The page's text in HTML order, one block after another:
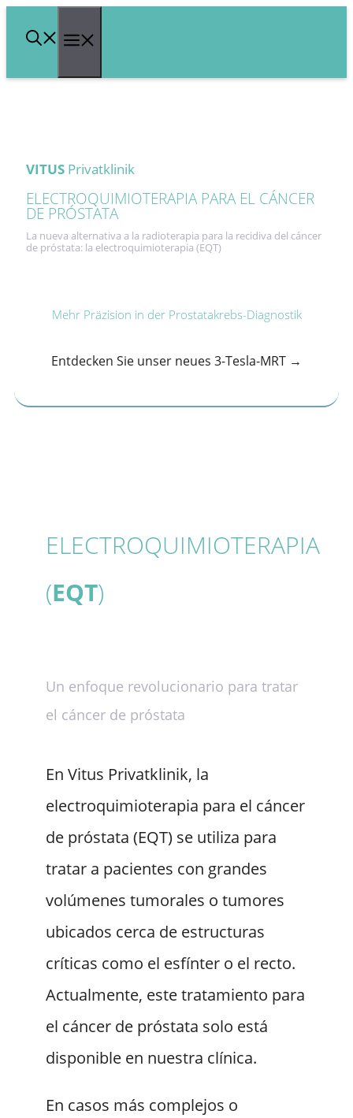
contenido
VITUS Privatklinik
ELECTROQUIMIOTERAPIA PARA EL CÁNCER
DE PRÓSTATA
La nueva alternativa a la radioterapia para la recidiva del cáncer
de próstata: la electroquimioterapia (EQT)
Mehr Präzision in der Prostatakrebs-Diagnostik
Entdecken Sie unser neues 3-Tesla-MRT →
ELECTROQUIMIOTERAPIA
(EQT)
Un enfoque revolucionario para tratar
el cáncer de próstata
En Vitus Privatklinik, la
electroquimioterapia para el cáncer
de próstata (EQT) se utiliza para
tratar a pacientes con grandes
volúmenes tumorales o tumores
ubicados cerca de estructuras
críticas como el esfínter o el recto.
Actualmente, este tratamiento para
el cáncer de próstata solo está
disponible en nuestra clínica.
En casos más complejos o